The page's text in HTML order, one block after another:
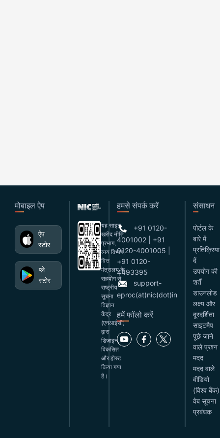
मोबाइल ऐप
ऐप
स्टोर
प्ले
स्टोर
यह साइट
खरीद नीति
प्रभाग,
व्यय विभाग,
वित्त
मंत्रालय के
सहयोग से
राष्ट्रीय
सूचना
विज्ञान
केंद्र
(एनआईसी)
द्वारा
डिज़ाइन,
विकसित
और होस्ट
किया गया
है।
हमसे संपर्क करें
+91 0120-
4001002 | +91
0120-4001005 |
+91 0120-
4493395
support-
eproc(at)nic(dot)in
हमें फॉलो करें
संसाधन
पोर्टल के
बारे में
प्रतिक्रिया
दें
उपयोग की
शर्तें
डाउनलोड
लक्ष्य और
दूरदर्शिता
साइटमैप
पूछे जाने
वाले प्रश्न
मदद
मदद वाले
वीडियो
(विश्व बैंक)
वेब सूचना
प्रबंधक